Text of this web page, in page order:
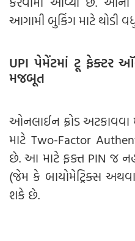
આગામી બુકિંગ માટે થોડી
UPI પેમેંટમાં ટૂ ફેક્ટર
મજબૂત
ઓનલાઈન ફ્રોડ અટકાવવા
માટે Two-Factor
છે. આ માટે ફક્ત PIN જ
(જેમ કે બાયોમેટ્રિક્સ
શકે છે.